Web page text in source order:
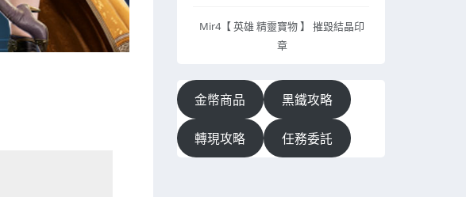
Mir4【 英雄 精靈寶物 】 摧毀結晶印
章
金幣商品 黑鐵攻略
轉現攻略 任務委託